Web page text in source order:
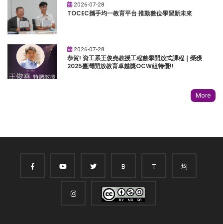
2026-07-28
TOCEC攜手均一教育平台 推動數位學習新未來
2026-07-28
恭賀! 資工系王俊堯教授工程數學開放式課程｜榮獲
2025臺灣開放教育卓越獎OCW組特優!!
More
B T 均